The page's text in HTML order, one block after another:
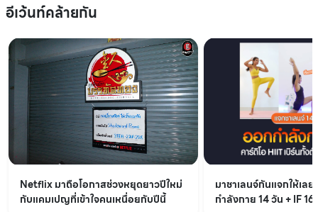
อีเว้นท์คล้ายกัน
Netflix มาถือโอกาสช่วงหยุดยาวปีใหม่
กับแคมเปญที่เข้าใจคนเหนื่อยกับปีนี้
มาชาเลนจ์กันแจกให้เล
กำลังกาย 14 วัน + IF